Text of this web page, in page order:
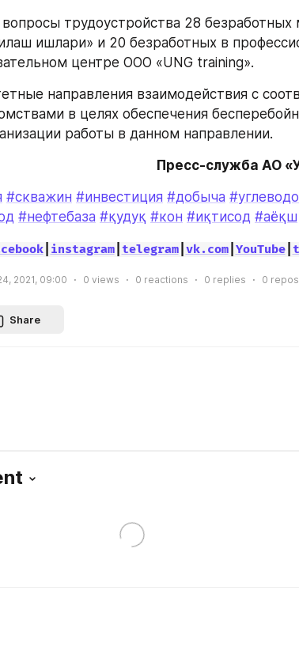
трудоустройства 28
ишлари» и 20 безработных в
центре ООО «UNG training».
направления взаимодействия с
в целях обеспечения
работы в данном направлении.
Пресс-служба АО
#скважин #инвестиция #добыча
#нефтебаза #қудуқ #кон #иқтисод #аёқш
| instagram| telegram| vk.com| YouTube|
2021, 09:00 0 views 0 reactions 0 replies 0
Share